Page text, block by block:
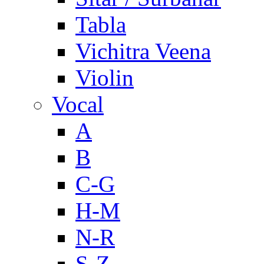
Tabla
Vichitra Veena
Violin
Vocal
A
B
C-G
H-M
N-R